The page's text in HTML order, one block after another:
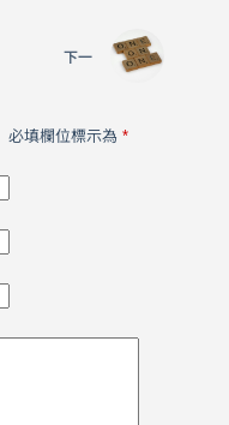
下一
必填欄位標示為 *